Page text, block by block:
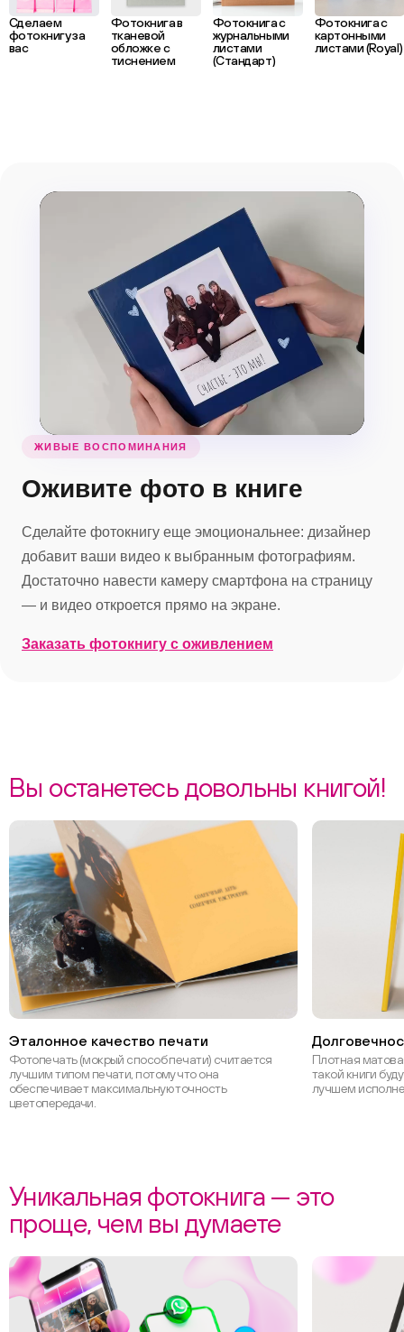
Сделаем
фотокнигу за
вас
Фотокнига в
тканевой
обложке с
тиснением
Фотокнига с
журнальными
листами
(Стандарт)
Фотокнига с
картонными
листами (Royal)
ЖИВЫЕ ВОСПОМИНАНИЯ
Оживите фото в книге
Сделайте фотокнигу еще эмоциональнее: дизайнер
добавит ваши видео к выбранным фотографиям.
Достаточно навести камеру смартфона на страницу
— и видео откроется прямо на экране.
Заказать фотокнигу с оживлением
Вы останетесь довольны книгой!
Эталонное качество печати
Фотопечать (мокрый способ печати) считается
лучшим типом печати, потому что она
обеспечивает максимальную точность
цветопередачи.
Плотная
такой книги
лучшем
Уникальная фотокнига — это
проще, чем вы думаете